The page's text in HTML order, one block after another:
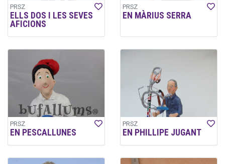
PRSZ
ELLS DOS I LES SEVES
AFICIONS
PRSZ
EN MÀRIUS SERRA
PRSZ
EN PESCALLUNES
PRSZ
EN PHILLIPE JUGANT